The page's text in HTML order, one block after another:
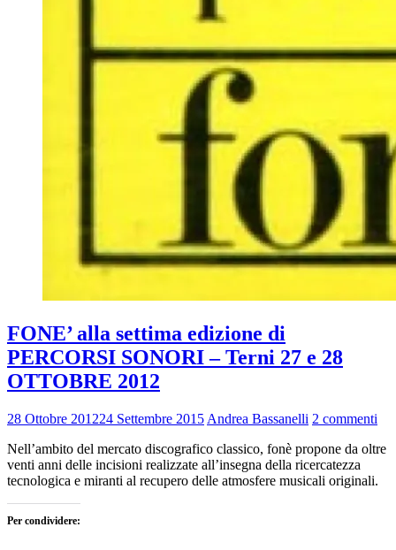
FONE’ alla settima edizione di
PERCORSI SONORI – Terni 27 e 28
OTTOBRE 2012
28 Ottobre 201224 Settembre 2015 Andrea Bassanelli 2 commenti
Nell’ambito del mercato discografico classico, fonè propone da oltre
venti anni delle incisioni realizzate all’insegna della ricercatezza
tecnologica e miranti al recupero delle atmosfere musicali originali.
Per condividere: